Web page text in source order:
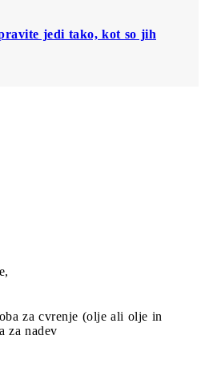
jedi tako, kot so jih
za cvrenje (olje ali olje in
za nadev